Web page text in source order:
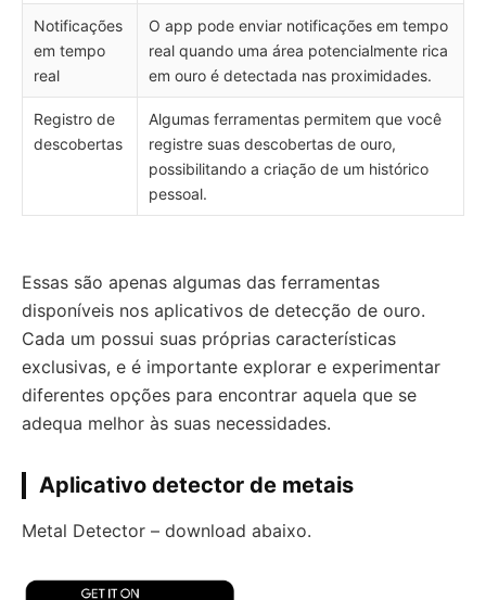
Notificações
em tempo
real
O app pode enviar notificações em tempo
real quando uma área potencialmente rica
em ouro é detectada nas proximidades.
Registro de
descobertas
Algumas ferramentas permitem que você
registre suas descobertas de ouro,
possibilitando a criação de um histórico
pessoal.
Essas são apenas algumas das ferramentas
disponíveis nos aplicativos de detecção de ouro.
Cada um possui suas próprias características
exclusivas, e é importante explorar e experimentar
diferentes opções para encontrar aquela que se
adequa melhor às suas necessidades.
Aplicativo detector de metais
Metal Detector – download abaixo.